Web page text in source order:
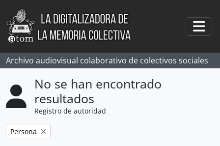
Skip to main content
Archivo audiovisual colaborativo de colectivos sociales
No se han encontrado
resultados
Registro de autoridad
Remove filter:
Persona